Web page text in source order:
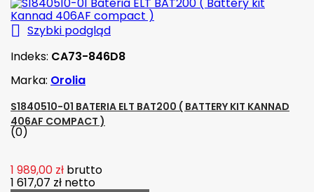
 Szybki podgląd
Indeks: CA73-846D8
Marka: Orolia
S1840510-01 BATERIA ELT BAT200 ( BATTERY KIT KANNAD
406AF COMPACT )
(0)
1 989,00 zł brutto
1 617,07 zł netto